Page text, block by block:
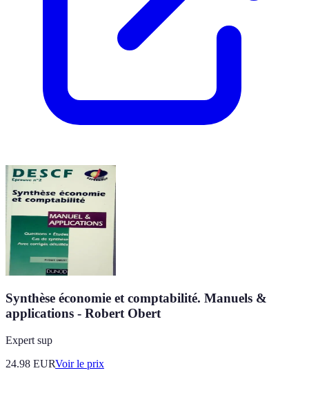
Synthèse économie et comptabilité. Manuels &
applications - Robert Obert
Expert sup
24.98 EURVoir le prix